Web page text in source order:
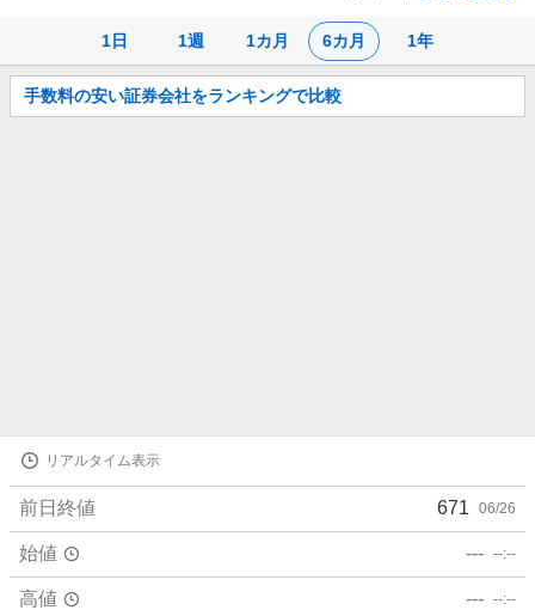
1日 1週 1カ月 6カ月 1年
お
知
手数料の安い証券会社をランキングで比較
リアルタイム表示
前日終値 671 06/26
始値 --- --:--
高値 --- --:--